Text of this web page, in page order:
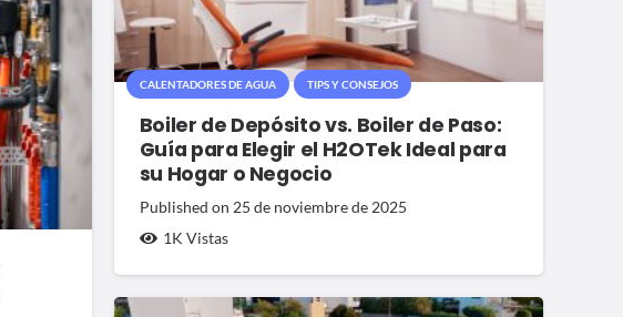
CALENTADORES DE AGUA TIPS Y CONSEJOS
Boiler de Depósito vs. Boiler de Paso:
Guía para Elegir el H2OTek Ideal para
su Hogar o Negocio
Published on 25 de noviembre de 2025
1K Vistas